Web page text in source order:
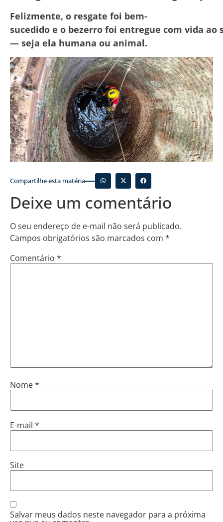
Felizmente, o resgate foi bem-
sucedido e o bezerro foi entregue com vida ao
— seja ela humana ou animal.
Compartilhe esta matéria
Deixe um comentário
O seu endereço de e-mail não será publicado.
Campos obrigatórios são marcados com *
Comentário *
Nome*
E-mail *
Site
Salvar meus dados neste navegador para a próxima